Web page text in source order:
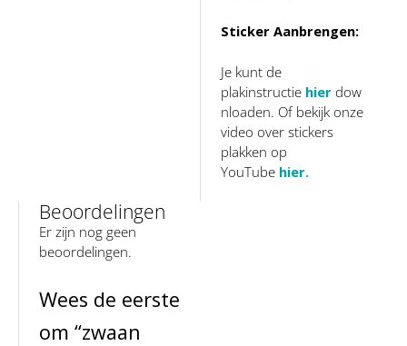
Sticker Aanbrengen:
Je kunt de
plakinstructie hierdow
nloaden. Of bekijk onze
video over stickers
plakken op
YouTube hier.
Beoordelingen
Er zijn nog geen
beoordelingen.
Wees de eerste
om “zwaan